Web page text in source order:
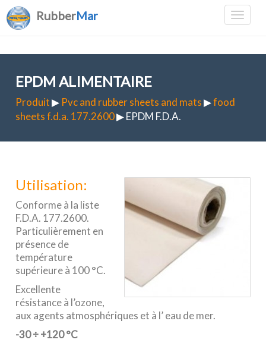
RubberMar
EPDM ALIMENTAIRE
Produit▶ Pvc and rubber sheets and mats▶food
sheets f.d.a. 177.2600▶ EPDM F.D.A.
Utilisation:
Conforme à la liste
F.D.A. 177.2600.
Particulièrement en
présence de
température
supérieure à 100 °C.
Excellente
résistance à l’ozone,
aux agents atmosphériques et à l’ eau de mer.
-30 ÷ +120 °C